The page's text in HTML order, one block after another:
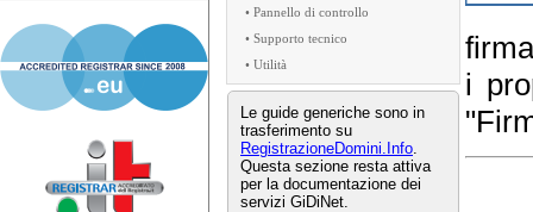
• Pannello di controllo
• Supporto tecnico
• Utilità
Le guide generiche sono in
trasferimento su
RegistrazioneDomini.Info.
Questa sezione resta attiva
per la documentazione dei
servizi GiDiNet.
i